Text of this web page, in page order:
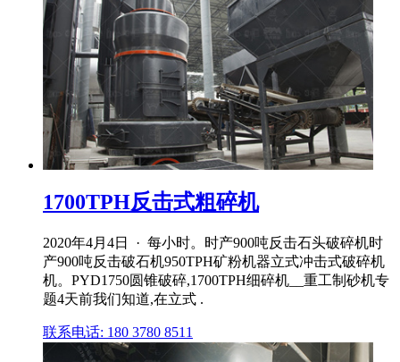
1700TPH反击式粗碎机
2020年4月4日 · 每小时。时产900吨反击石头破碎机时
产900吨反击破石机950TPH矿粉机器立式冲击式破碎机
机。PYD1750圆锥破碎,1700TPH细碎机__重工制砂机专
题4天前我们知道,在立式 .
联系电话: 180 3780 8511